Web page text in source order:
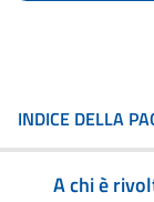
INDICE DELLA
A chi è